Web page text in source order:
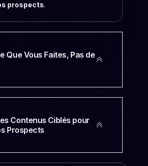
prospects.
Que Vous Faites, Pas de
Contenus Ciblés pour
Prospects